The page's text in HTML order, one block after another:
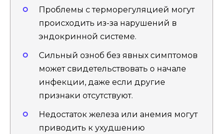
Проблемы с терморегуляцией могут
происходить из-за нарушений в
эндокринной системе.
Сильный озноб без явных симптомов
может свидетельствовать о начале
инфекции, даже если другие
признаки отсутствуют.
Недостаток железа или анемия могут
приводить к ухудшению